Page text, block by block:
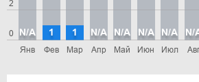
0
2
Янв
N/A
Фев
1
Мар
1
Апр
N/A
Май
N/A
Июн
N/A
Июл
N/A
Авг
N/